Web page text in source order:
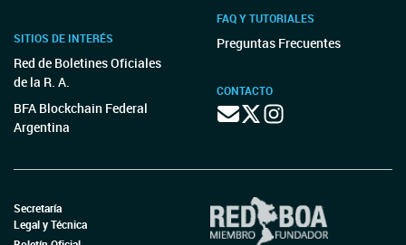
SITIOS DE INTERÉS
Red de Boletines Oficiales
de la R. A.
BFA Blockchain Federal
Argentina
FAQ Y TUTORIALES
Preguntas Frecuentes
CONTACTO
Secretaría
Legal y Técnica